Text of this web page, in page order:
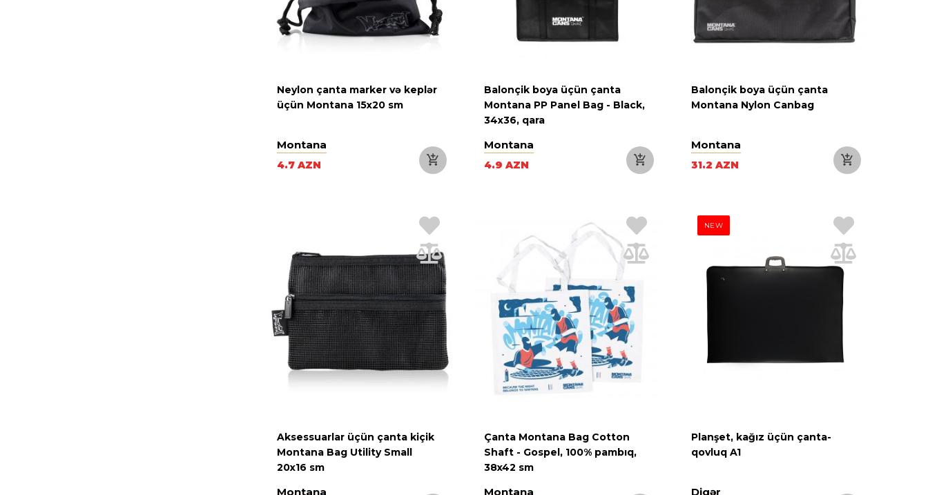
Neylon çanta marker və keplər
üçün Montana 15x20 sm
Montana
4.7 AZN
Balonçik boya üçün çanta
Montana PP Panel Bag - Black,
34x36, qara
Montana
4.9 AZN
Balonçik boya üçün çanta
Montana Nylon Canbag
Montana
31.2 AZN
Aksessuarlar üçün çanta kiçik
Montana Bag Utility Small
20x16 sm
Montana
Çanta Montana Bag Cotton
Shaft - Gospel, 100% pambıq,
38x42 sm
Montana
NEW
Planşet, kağız üçün çanta-
qovluq A1
Digər